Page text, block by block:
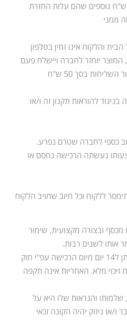
ויישלח שוב בעלות של 40 ש"ח נוספים שהם עלות החזרת
ממני
והלקוח אינו זמין בטלפון
המוצר יוחזר לחברה ויישלח פעם
בסך 50 ש"ח
להוראות תקנון זה ו/או
כספי לחברה שטרם נפרע.
נעשתה הרכישה נחסם או
ללקוח וכל חיוב שחויב הלקוח
מכסף ובצורה מקצועית, שימור
אותו לשנים רבות.
אחריות על התכשיטים תינתן ל14 יום מיום הרכישה עפ"י חוק
זיכוי מלא. האחריות אינה תקפה
שלמותו והנראות שלו היא על
או ניזוק יהיה הקונה זכאי